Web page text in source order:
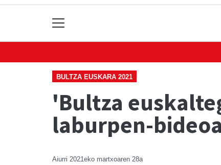
BULTZA EUSKARA 2021
'Bultza
laburpen-
Aiurri 2021eko martxoaren 28a